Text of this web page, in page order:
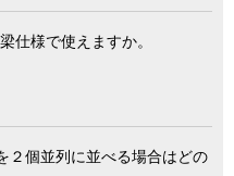
仕様で使えますか。
２個並列に並べる場合はどの